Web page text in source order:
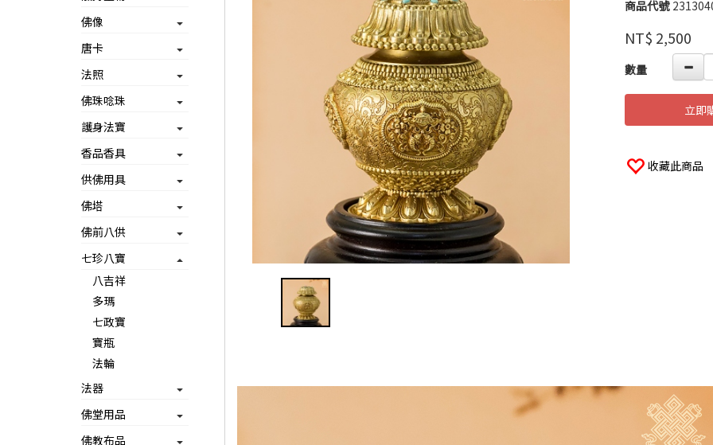
佛像
唐卡
法照
佛珠唸珠
護身法寶
香品香具
供佛用具
佛塔
佛前八供
七珍八寶
八吉祥
多瑪
七政寶
寶瓶
法輪
法器
佛堂用品
佛教布品
商品代號
品牌
高
婉
瑜
NT$ 2,500
數量
立即
收藏此商品